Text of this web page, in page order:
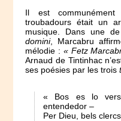
Il est
troubadours était un
musique. Dans une
domini, Marcabru
mélodie : « Fetz
Arnaud de Tintinhac
ses poésies par les trois
« Bos es lo
entendedor –
Per Dieu, bels